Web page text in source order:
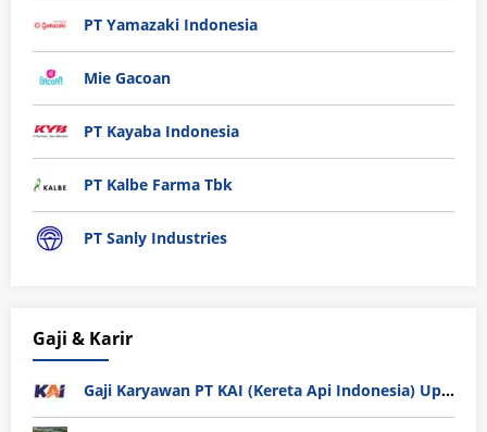
PT Yamazaki Indonesia
Mie Gacoan
PT Kayaba Indonesia
PT Kalbe Farma Tbk
PT Sanly Industries
Gaji & Karir
Gaji Karyawan PT KAI (Kereta Api Indonesia) Update 2025